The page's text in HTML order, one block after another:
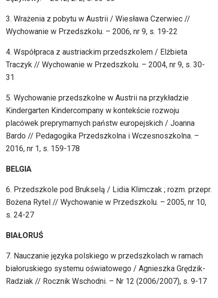
3. Wrażenia z pobytu w Austrii / Wiesława Czerwiec //
Wychowanie w Przedszkolu. – 2006, nr 9, s. 19-22
4. Współpraca z austriackim przedszkolem / Elżbieta
Traczyk // Wychowanie w Przedszkolu. – 2004, nr 9, s. 30-
31
5. Wychowanie przedszkolne w Austrii na przykładzie
Kindergarten Kindercompany w kontekście rozwoju
placówek preprymarnych państw europejskich / Joanna
Bardo // Pedagogika Przedszkolna i Wczesnoszkolna. –
2016, nr 1, s. 159-178
BELGIA
6. Przedszkole pod Brukselą / Lidia Klimczak ; rozm. przepr.
Bożena Rytel // Wychowanie w Przedszkolu. – 2005, nr 10,
s. 24-27
BIAŁORUŚ
7. Nauczanie języka polskiego w przedszkolach w ramach
białoruskiego systemu oświatowego / Agnieszka Grędzik-
Radziak // Rocznik Wschodni. – Nr 12 (2006/2007), s. 9-17